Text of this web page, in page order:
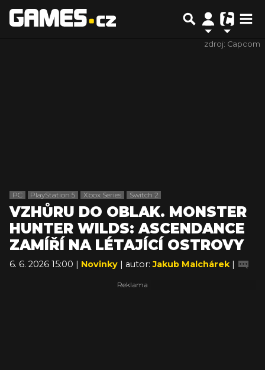
zdroj: Capcom
PC PlayStation 5 Xbox Series Switch 2
VZHŮRU DO OBLAK. MONSTER
HUNTER WILDS: ASCENDANCE
ZAMÍŘÍ NA LÉTAJÍCÍ OSTROVY
6. 6. 2026 15:00 | Novinky | autor:Jakub Malchárek |